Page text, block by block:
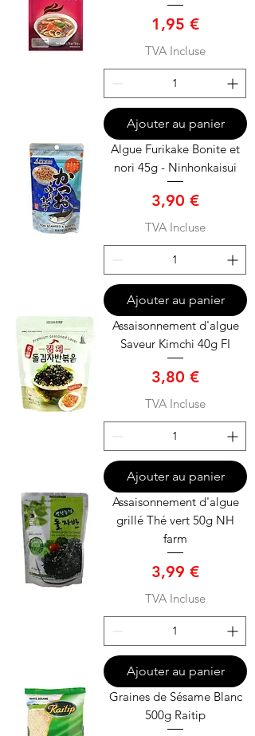
Prix
1,95 €
TVA Incluse
Ajouter au panier
Algue Furikake Bonite et
nori 45g - Ninhonkaisui
Prix
3,90 €
TVA Incluse
Ajouter au panier
Assaisonnement d'algue
Saveur Kimchi 40g FI
Prix
3,80 €
TVA Incluse
Ajouter au panier
Assaisonnement d'algue
grillé Thé vert 50g NH
farm
Prix
3,99 €
TVA Incluse
Ajouter au panier
Graines de Sésame Blanc
500g Raitip